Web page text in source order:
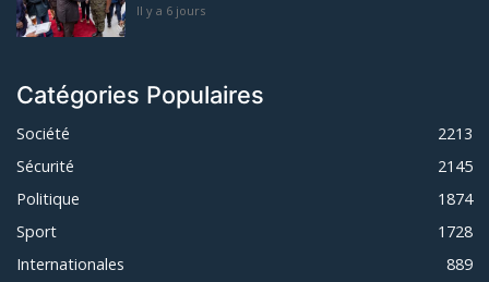
Il y a 6 jours
Catégories Populaires
Société
2213
Sécurité
2145
Politique
1874
Sport
1728
Internationales
889